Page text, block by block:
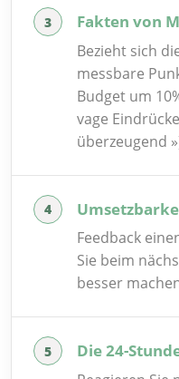
Fakten von
Bezieht sich
messbare
Budget um
vage
überzeugend
Feedback
Sie beim
besser
Die 24-